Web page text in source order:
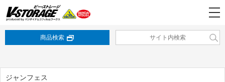
商品検索
ジャンフェス